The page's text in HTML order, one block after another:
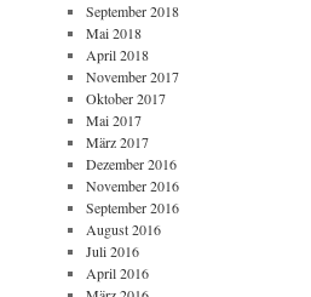
September 2018
Mai 2018
April 2018
November 2017
Oktober 2017
Mai 2017
März 2017
Dezember 2016
November 2016
September 2016
August 2016
Juli 2016
April 2016